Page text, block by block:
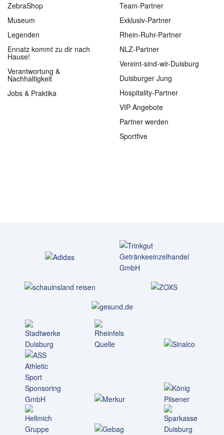
ZebraShop
Museum
Legenden
Ennatz kommt zu dir nach
Hause!
Verantwortung &
Nachhaltigkeit
Jobs & Praktika
Team-Partner
Exklusiv-Partner
Rhein-Ruhr-Partner
NLZ-Partner
Vereint-sind-wir-Duisburg
Duisburger Jung
Hospitality-Partner
VIP Angebote
Partner werden
Sportfive